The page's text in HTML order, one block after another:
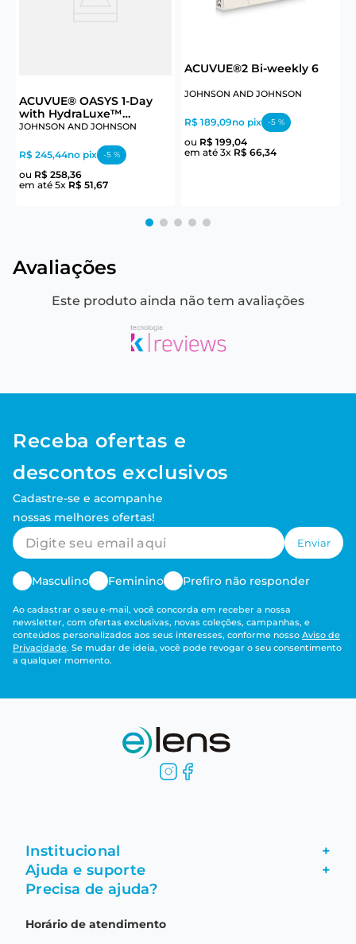
ACUVUE® OASYS 1-Day
with HydraLuxe™
Technology 30
JOHNSON AND JOHNSON
R$ 245,44no pix -5 %
ou R$ 258,36
em até 5x R$ 51,67
ACUVUE®2 Bi-weekly 6
JOHNSON AND JOHNSON
R$ 189,09no pix -5 %
ou R$ 199,04
em até 3x R$ 66,34
Avaliações
Este produto ainda não tem avaliações
Receba ofertas e
descontos exclusivos
Cadastre-se e acompanhe
nossas melhores ofertas!
Enviar
Masculino Feminino Prefiro não responder
Ao cadastrar o seu e-mail, você concorda em receber a nossa
newsletter, com ofertas exclusivas, novas coleções, campanhas, e
conteúdos personalizados aos seus interesses, conforme nosso Aviso de
Privacidade. Se mudar de ideia, você pode revogar o seu consentimento
a qualquer momento.
Institucional +
Fale conosco
Ajuda e suporte +
Garantia
Precisa de ajuda?
Horário de atendimento